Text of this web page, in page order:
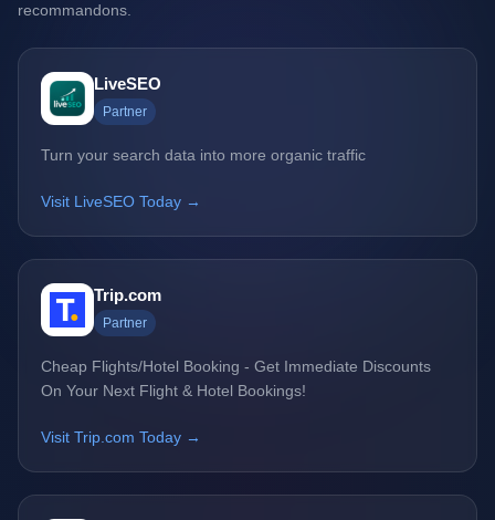
recommandons.
LiveSEO
Partner
Turn your search data into more organic traffic
Visit LiveSEO Today →
Trip.com
Partner
Cheap Flights/Hotel Booking - Get Immediate Discounts
On Your Next Flight & Hotel Bookings!
Visit Trip.com Today →